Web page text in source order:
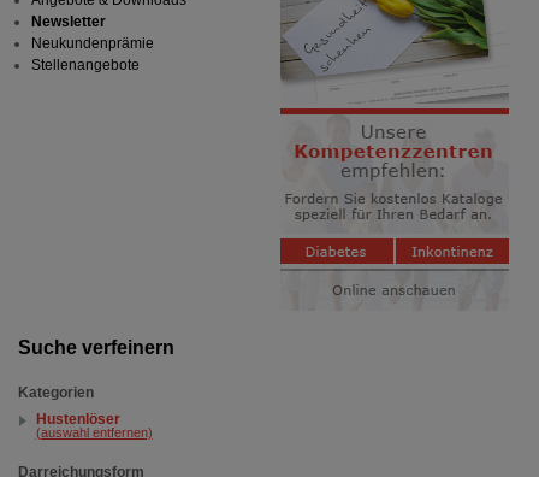
Suche verfeinern
Kategorien
Hustenlöser
(auswahl entfernen)
Darreichungsform
Newsletter
Neukundenprämie
Stellenangebote